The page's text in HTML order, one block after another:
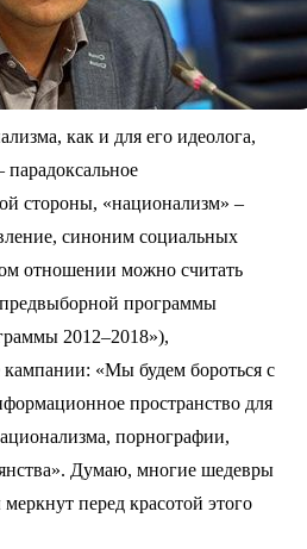
как и для его идеолога,
стороны, «национализм» –
синоним социальных
отношении можно считать
программы
2012–2018»),
кампании: «Мы будем бороться с
пространство для
порнографии,
Думаю, многие шедевры
перед красотой этого